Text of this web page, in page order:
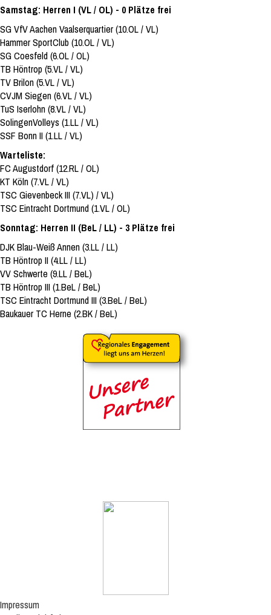
Samstag: Herren I (VL / OL) - 0 Plätze frei
SG VfV Aachen Vaalserquartier (10.OL / VL)
Hammer SportClub (10.OL / VL)
SG Coesfeld (6.OL / OL)
TB Höntrop (5.VL / VL)
TV Brilon (5.VL / VL)
CVJM Siegen (6.VL / VL)
TuS Iserlohn (8.VL / VL)
SolingenVolleys (1.LL / VL)
SSF Bonn II (1.LL / VL)
Warteliste:
FC Augustdorf (12.RL / OL)
KT Köln (7.VL / VL)
TSC Gievenbeck III (7.VL) / VL)
TSC Eintracht Dortmund (1.VL / OL)
Sonntag: Herren II (BeL / LL) - 3 Plätze frei
DJK Blau-Weiß Annen (3.LL / LL)
TB Höntrop II (4.LL / LL)
VV Schwerte (9.LL / BeL)
TB Höntrop III (1.BeL / BeL)
TSC Eintracht Dortmund III (3.BeL / BeL)
Baukauer TC Herne (2.BK / BeL)
Impressum